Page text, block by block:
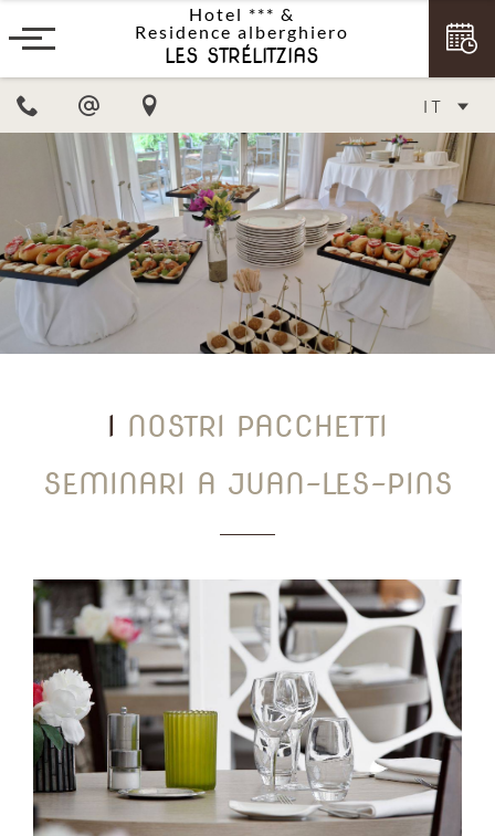
Hotel *** &
Residence alberghiero
LES STRÉLITZIAS
IT
I NOSTRI PACCHETTI
SEMINARI A JUAN-LES-PINS